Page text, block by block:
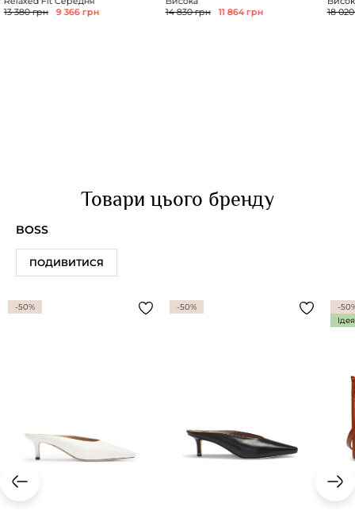
13 380 грн
9 366 грн
14 830 грн
11 864 грн
18
Товари цього бренду
BOSS
ПОДИВИТИСЯ
-50% -50%
-